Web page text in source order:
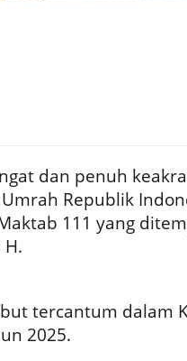
dan penuh
Republik
111 yang
tercantum dalam
2025.